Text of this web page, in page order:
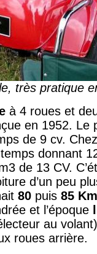
très pratique
à 4 roues et
en 1952. Le
de 9 cv.
donnant
de 13 CV.
d’un peu
80 puis 85
et l’époque
au
roues arrière.